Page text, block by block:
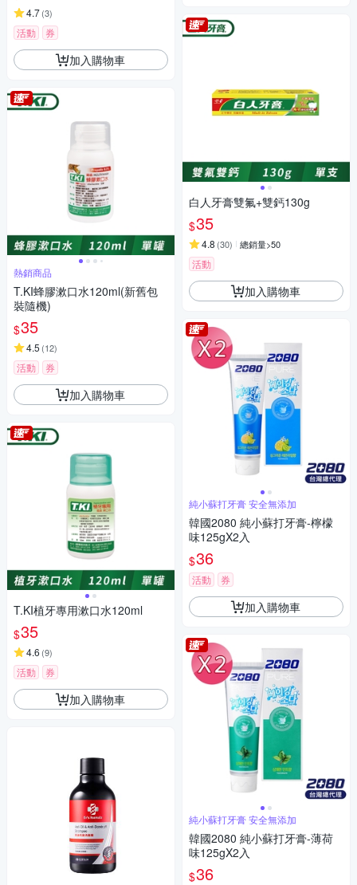
4.7(3)
活動 券
加入購物車
熱銷商品
T.KI蜂膠漱口水120ml(新舊包
裝隨機)
$35
4.5 (12)
活動 券
加入購物車
T.KI植牙專用漱口水120ml
$35
4.6 (9)
活動 券
加入購物車
白人牙膏雙氟+雙鈣130g
$35
4.8 (30) 總銷量>50
活動
加入購物車
純小蘇打牙膏 安全無添加
韓國2080 純小蘇打牙膏-檸檬
味125gX2入
$36
活動 券
加入購物車
純小蘇打牙膏 安全無添加
韓國2080 純小蘇打牙膏-薄荷
味125gX2入
$36